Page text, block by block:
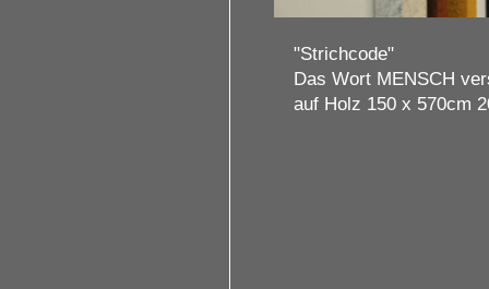
"Strichcode"
Das Wort MENSCH
auf Holz 150 x 570cm